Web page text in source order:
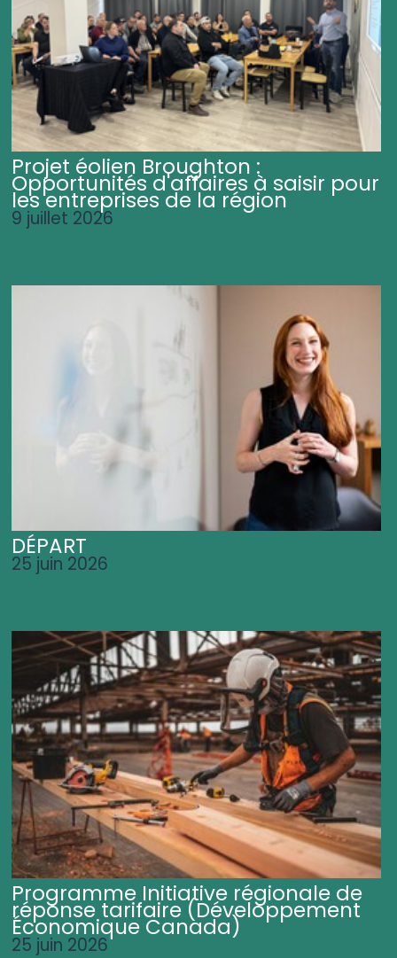
Projet éolien Broughton :
Opportunités d'affaires à saisir pour
les entreprises de la région
9 juillet 2026
DÉPART
25 juin 2026
Programme Initiative régionale de
réponse tarifaire (Développement
Économique Canada)
25 juin 2026